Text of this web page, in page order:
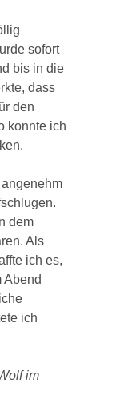
sofort
bis in die
dass
den
konnte ich
dem
Als
ich es,
Abend
ich
im